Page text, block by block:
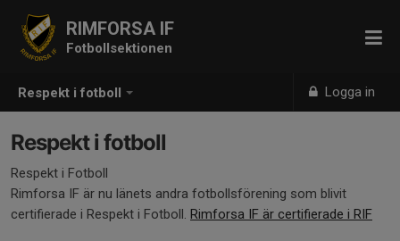
Respekt i fotboll Logga in
RIMFORSA IF
Fotbollsektionen
Respekt i fotboll
Respekt i Fotboll
Rimforsa IF är nu länets andra fotbollsförening som blivit
certifierade i Respekt i Fotboll. Rimforsa IF är certifierade i RIF